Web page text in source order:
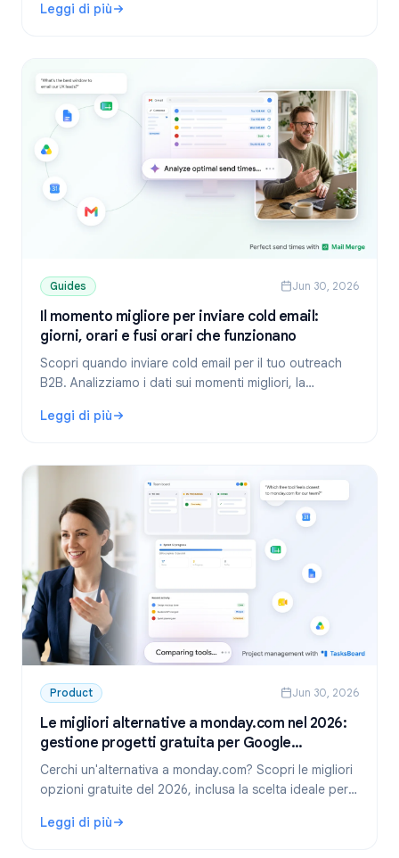
per desktop e mobile.
Leggi di più
: Come Disattivare l'IA in Gmail: Disabilita Gemini Passo
Guides Jun 30, 2026
Il momento migliore per inviare cold email:
giorni, orari e fusi orari che funzionano
Scopri quando inviare cold email per il tuo outreach
B2B. Analizziamo i dati sui momenti migliori, la
come Mail Merge ti aiuta a centrare il target.
Leggi di più
: Il momento migliore per inviare cold email: giorni, orari
Product Jun 30, 2026
Le migliori alternative a monday.com nel 2026:
gestione progetti gratuita per Google
Workspace
Cerchi un'alternativa a monday.com? Scopri le migliori
opzioni gratuite del 2026, inclusa la scelta ideale per i
Leggi di più
: Le migliori alternative a monday.com nel 2026: